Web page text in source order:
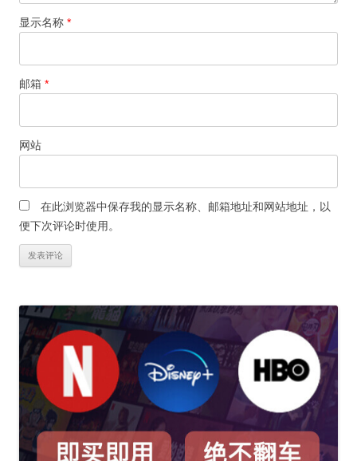
显示名称 *
邮箱 *
网站
在此浏览器中保存我的显示名称、邮箱地址和网站地址，以
便下次评论时使用。